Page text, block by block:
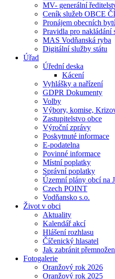
MV- generální
Ceník služeb OBCE
Pronájem obecních
Pravidla pro nakládání
MAS Vodňanská ryba
Digitální služby státu
Úřad
Úřední deska
Kácení
Vyhlášky a nařízení
GDPR Dokumenty
Volby
Výbory, komise,
Zastupitelstvo obce
Výroční zprávy
Poskytnuté informace
E-podatelna
Povinné informace
Místní poplatky
Správní poplatky
Územní plány obcí na
Czech POINT
Vodňansko s.o.
Život v obci
Aktuality
Kalendář akcí
Hlášení rozhlasu
Číčenický hlasatel
Jak zabránit
Fotogalerie
Oranžový rok 2026
Oranžový rok 2025